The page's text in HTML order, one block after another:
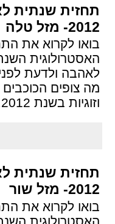
תחזית שנתית
2012- מזל טלה
בואו לקרוא את
האסטרולוגית
לאהבה ולדעת
מה צופים
וזוגיות בשנת 2012.
תחזית שנתית
2012- מזל שור
בואו לקרוא את
האסטרולוגית